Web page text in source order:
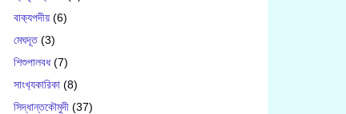
বাক‍্যপদীয় (6)
মেঘদূত(3)
শিশুপালবধ(7)
সাংখ‍্যকারিকা (8)
সিদ্ধান্তকৌমুদী (37)